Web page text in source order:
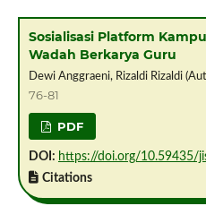
Sosialisasi Platform
Wadah Berkarya Guru
Dewi Anggraeni, Rizaldi Rizaldi
76-81
PDF
DOI: https://doi.org/10.59435/
Citations